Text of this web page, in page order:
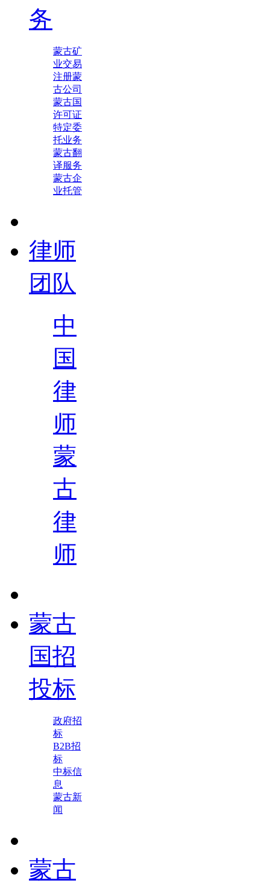
务
蒙古矿
业交易
注册蒙
古公司
蒙古国
许可证
特定委
托业务
蒙古翻
译服务
蒙古企
业托管
律师
团队
中
国
律
师
蒙
古
律
师
蒙古
国招
投标
政府招
标
B2B招
标
中标信
息
蒙古新
闻
蒙古